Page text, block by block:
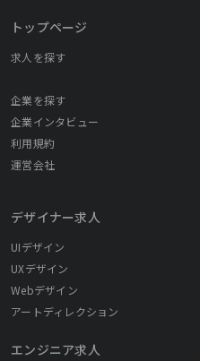
トップページ
求人を探す
企業を探す
企業インタビュー
利用規約
運営会社
デザイナー求人
UIデザイン
UXデザイン
Webデザイン
アートディレクション
エンジニア求人